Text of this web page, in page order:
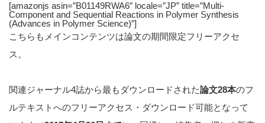
[amazonjs asin=”B01149RWA6″ locale=”JP” title=”Multi-
Component and Sequential Reactions in Polymer Synthesis
(Advances in Polymer Science)”]
こちらもメインコンテンツは論文の期間限定フリーアクセ
ス。
関連ジャーナル4誌から最もダウンロードされた論文28本のフ
ルテキストへのフリーアクセス・ダウンロード可能となって